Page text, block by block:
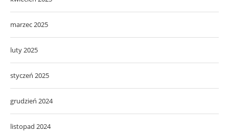
marzec 2025
luty 2025
styczeń 2025
grudzień 2024
listopad 2024